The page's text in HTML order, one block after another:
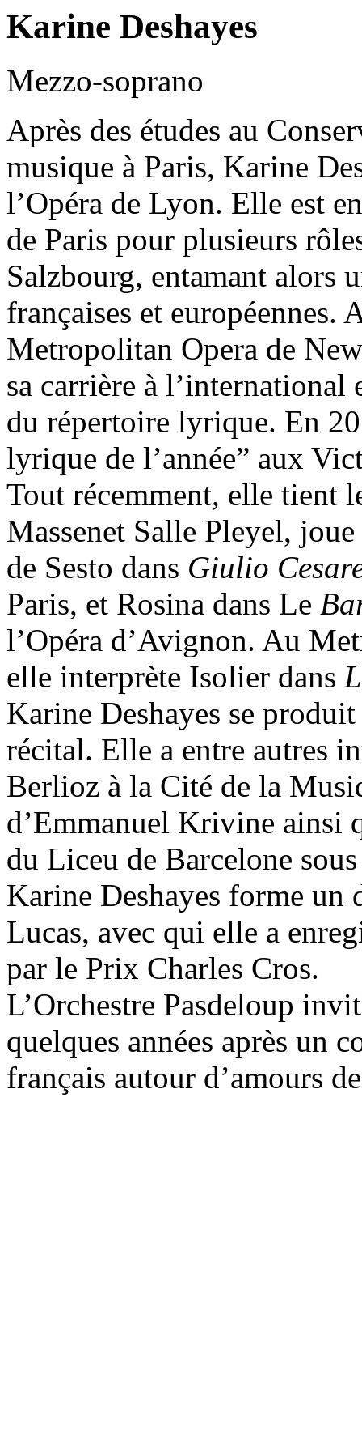
Karine Deshayes
Mezzo-soprano
Après des études au
musique à Paris, Karine
l’Opéra de Lyon. Elle est
de Paris pour plusieurs
Salzbourg, entamant alors
françaises et
Metropolitan Opera de
sa carrière à
du répertoire lyrique. En
lyrique de l’année” aux
Tout récemment, elle tient
Massenet Salle Pleyel,
de Sesto dans Giulio
Paris, et Rosina dans Le
l’Opéra d’Avignon. Au
elle interprète Isolier dans
Karine Deshayes se
récital. Elle a entre autres
Berlioz à la Cité de la
d’Emmanuel Krivine ainsi
du Liceu de Barcelone
Karine Deshayes forme un
Lucas, avec qui elle a
par le Prix Charles Cros.
L’Orchestre Pasdeloup
quelques années après un
français autour d’amours